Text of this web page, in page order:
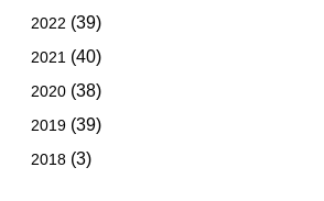
2022 (39)
2021 (40)
2020 (38)
2019 (39)
2018 (3)